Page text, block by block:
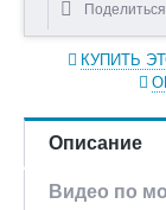
Поделиться
КУПИТЬ
Описание
Видео по